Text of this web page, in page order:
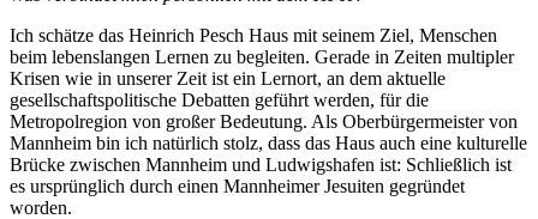
Ich schätze das Heinrich Pesch Haus mit seinem Ziel, Menschen
beim lebenslangen Lernen zu begleiten. Gerade in Zeiten multipler
Krisen wie in unserer Zeit ist ein Lernort, an dem aktuelle
gesellschaftspolitische Debatten geführt werden, für die
Metropolregion von großer Bedeutung. Als Oberbürgermeister von
Mannheim bin ich natürlich stolz, dass das Haus auch eine kulturelle
Brücke zwischen Mannheim und Ludwigshafen ist: Schließlich ist
es ursprünglich durch einen Mannheimer Jesuiten gegründet
worden.